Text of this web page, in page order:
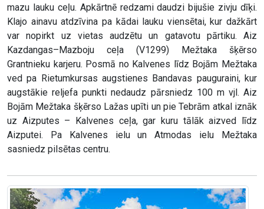
mazu lauku ceļu. Apkārtnē redzami daudzi bijušie zivju dīķi.
Klajo ainavu atdzīvina pa kādai lauku viensētai, kur dažkārt
var nopirkt uz vietas audzētu un gatavotu pārtiku. Aiz
Kazdangas–Mazboju ceļa (V1299) Mežtaka šķērso
Grantnieku karjeru. Posmā no Kalvenes līdz Bojām Mežtaka
ved pa Rietumkursas augstienes Bandavas pauguraini, kur
augstākie reljefa punkti nedaudz pārsniedz 100 m vjl. Aiz
Bojām Mežtaka šķērso Lažas upīti un pie Tebrām atkal iznāk
uz Aizputes – Kalvenes ceļa, gar kuru tālāk aizved līdz
Aizputei. Pa Kalvenes ielu un Atmodas ielu Mežtaka
sasniedz pilsētas centru.